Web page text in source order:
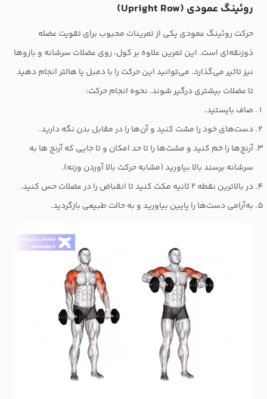
روئینگ عمودی (Upright Row)
حرکت روئینگ عمودی یکی از تمرینات محبوب برای تقویت عضله
ذوزنقه‌ای است. این تمرین علاوه بر کول، روی عضلات سرشانه و بازوها
نیز تاثیر می‌گذارد. می‌توانید این حرکت را با دمبل یا هالتر انجام دهید
تا عضلات بیشتری درگیر شوند. نحوه انجام حرکت:
صاف بایستید.
دست‌های خود را مشت کنید و آن‌ها را در مقابل بدن نگه دارید.
آرنج‌ها را خم کنید و مشت‌ها را تا حد امکان و تا جایی که آرنج ها به
سرشانه برسند بالا بیاورید (مشابه حرکت بالا آوردن وزنه).
در بالاترین نقطه ۲ ثانیه مکث کنید تا انقباض را در عضلات حس کنید.
به‌آرامی دست‌ها را پایین بیاورید و به حالت طبیعی بازگردید.